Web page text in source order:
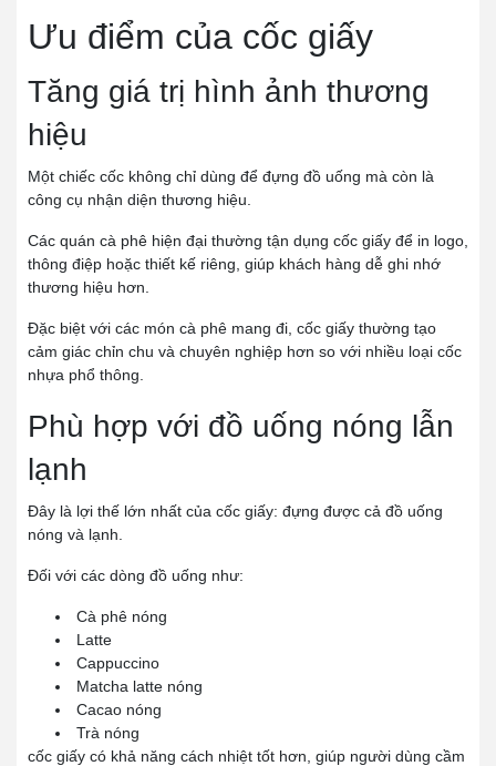
Ưu điểm của cốc giấy
Tăng giá trị hình ảnh thương
hiệu
Một chiếc cốc không chỉ dùng để đựng đồ uống mà còn là
công cụ nhận diện thương hiệu.
Các quán cà phê hiện đại thường tận dụng cốc giấy để in logo,
thông điệp hoặc thiết kế riêng, giúp khách hàng dễ ghi nhớ
thương hiệu hơn.
Đặc biệt với các món cà phê mang đi, cốc giấy thường tạo
cảm giác chỉn chu và chuyên nghiệp hơn so với nhiều loại cốc
nhựa phổ thông.
Phù hợp với đồ uống nóng lẫn
lạnh
Đây là lợi thế lớn nhất của cốc giấy: đựng được cả đồ uống
nóng và lạnh.
Đối với các dòng đồ uống như:
Cà phê nóng
Latte
Cappuccino
Matcha latte nóng
Cacao nóng
Trà nóng
cốc giấy có khả năng cách nhiệt tốt hơn, giúp người dùng cầm